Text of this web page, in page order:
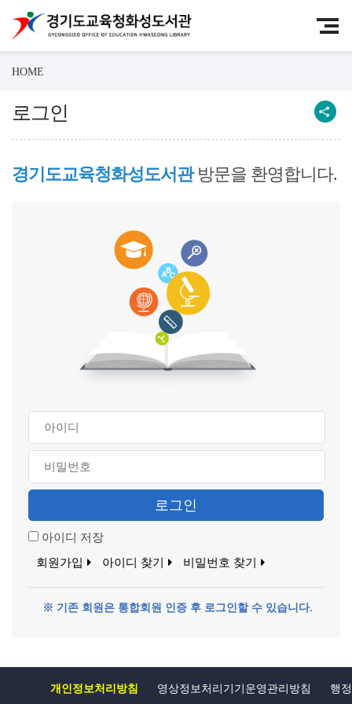
HOME
로그인
경기도교육청화성도서관 방문을 환영합니다.
로그인
아이디 저장
회원가입
아이디 찾기 비밀번호 찾기
※ 기존 회원은 통합회원 인증 후 로그인할 수 있습니다.
개인정보처리방침 영상정보처리기기운영관리방침 행